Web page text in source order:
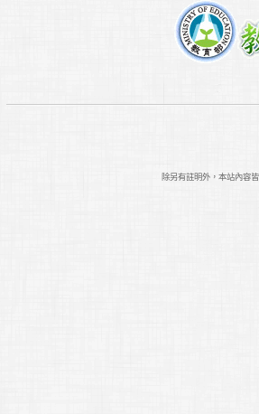
除另有註明外，本站內容